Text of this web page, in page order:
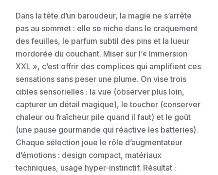
Dans la tête d’un baroudeur, la magie ne s’arrête
pas au sommet : elle se niche dans le craquement
des feuilles, le parfum subtil des pins et la lueur
mordorée du couchant. Miser sur l’« Immersion
XXL », c’est offrir des complices qui amplifient ces
sensations sans peser une plume. On vise trois
cibles sensorielles : la vue (observer plus loin,
capturer un détail magique), le toucher (conserver
chaleur ou fraîcheur pile quand il faut) et le goût
(une pause gourmande qui réactive les batteries).
Chaque sélection joue le rôle d’augmentateur
d’émotions : design compact, matériaux
techniques, usage hyper-instinctif. Résultat :